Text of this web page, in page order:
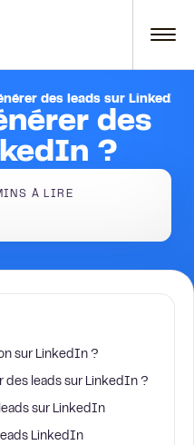
des leads sur LinkedIn
des
?
À LIRE
sur LinkedIn ?
des leads sur LinkedIn ?
sur LinkedIn
LinkedIn